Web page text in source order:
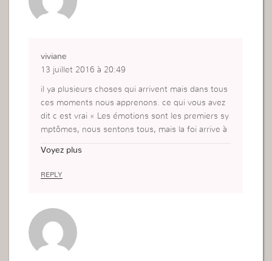
viviane
13 juillet 2016 à 20:49
il ya plusieurs choses qui arrivent mais dans tous
ces moments nous apprenons. ce qui vous avez
dit c est vrai « Les émotions sont les premiers sy
mptômes, nous sentons tous, mais la foi arrive à
ul le temps ou le silence peuvent donner cela ».
Voyez plus
REPLY